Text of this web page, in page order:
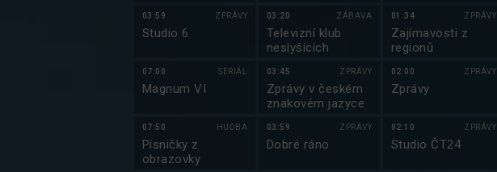
03:59 ZPRÁVY
Studio 6
07:00 SERIÁL
Magnum VI
07:50 HUDBA
Písničky z
obrazovky
03:20 ZÁBAVA
Televizní klub
neslyšících
03:45 ZPRÁVY
Zprávy v českém
znakovém jazyce
03:59 ZPRÁVY
Dobré ráno
01:34 ZPRÁVY
Zajímavosti z
regionů
02:00 ZPRÁVY
Zprávy
02:10 ZPRÁVY
Studio ČT24